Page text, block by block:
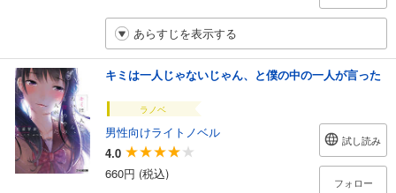
あらすじを表示する
キミは一人じゃないじゃん、と僕の中の一人が言った
ラノベ
男性向けライトノベル
4.0
660円 (税込)
試し読み
フォロー